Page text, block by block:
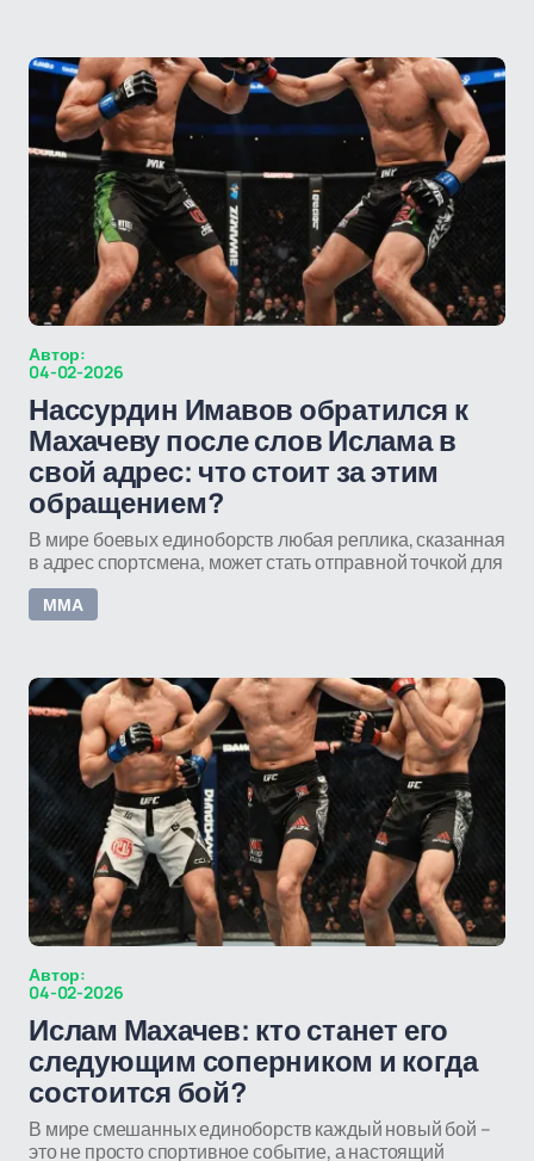
Автор:
04-02-2026
Нассурдин Имавов обратился к
Махачеву после слов Ислама в
свой адрес: что стоит за этим
обращением?
В мире боевых единоборств любая реплика, сказанная
в адрес спортсмена, может стать отправной точкой для
ММА
Автор:
04-02-2026
Ислам Махачев: кто станет его
следующим соперником и когда
состоится бой?
В мире смешанных единоборств каждый новый бой –
это не просто спортивное событие, а настоящий